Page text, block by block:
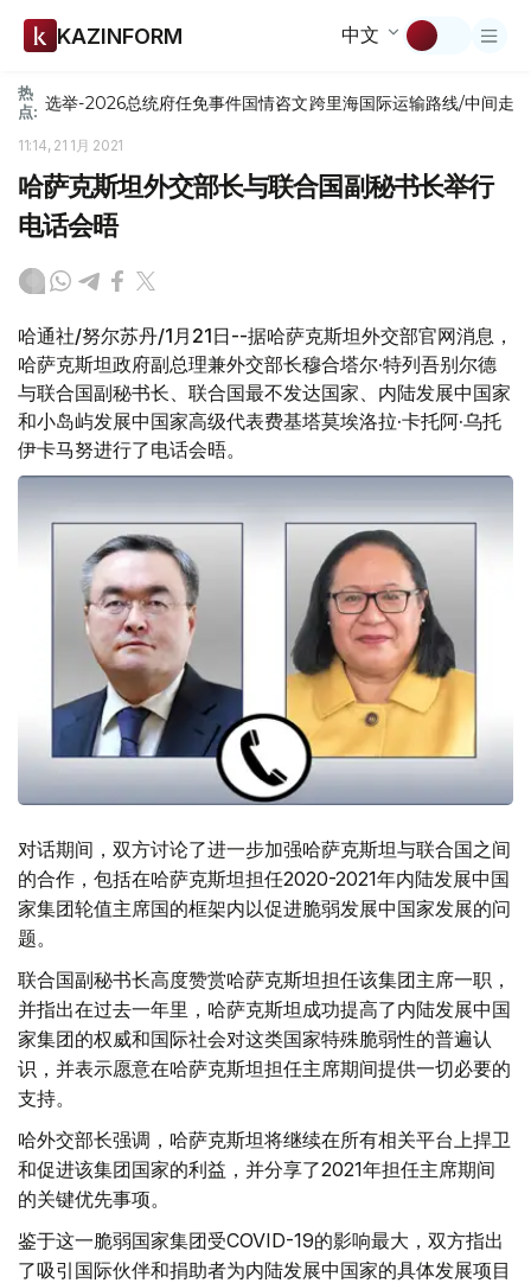
KAZINFORM 中文
热
点: 选举-2026总统府任免事件国情咨文跨里海国际运输路线/中间走廊
11:14, 21 1月 2021
哈萨克斯坦外交部长与联合国副秘书长举行
电话会晤
哈通社/努尔苏丹/1月21日--据哈萨克斯坦外交部官网消息，
哈萨克斯坦政府副总理兼外交部长穆合塔尔·特列吾别尔德
与联合国副秘书长、联合国最不发达国家、内陆发展中国家
和小岛屿发展中国家高级代表费基塔莫埃洛拉·卡托阿·乌托
伊卡马努进行了电话会晤。
对话期间，双方讨论了进一步加强哈萨克斯坦与联合国之间
的合作，包括在哈萨克斯坦担任2020-2021年内陆发展中国
家集团轮值主席国的框架内以促进脆弱发展中国家发展的问
题。
联合国副秘书长高度赞赏哈萨克斯坦担任该集团主席一职，
并指出在过去一年里，哈萨克斯坦成功提高了内陆发展中国
家集团的权威和国际社会对这类国家特殊脆弱性的普遍认
识，并表示愿意在哈萨克斯坦担任主席期间提供一切必要的
支持。
哈外交部长强调，哈萨克斯坦将继续在所有相关平台上捍卫
和促进该集团国家的利益，并分享了2021年担任主席期间
的关键优先事项。
鉴于这一脆弱国家集团受COVID-19的影响最大，双方指出
了吸引国际伙伴和捐助者为内陆发展中国家的具体发展项目